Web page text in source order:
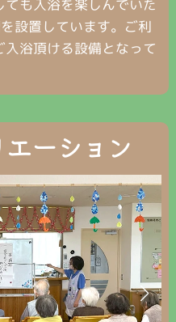
も入浴を楽しんでいた
設置しています。ご利
浴頂ける設備となって
ーション